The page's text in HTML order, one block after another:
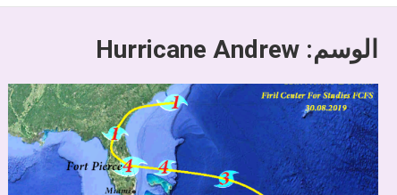
الوسم: Hurricane Andrew